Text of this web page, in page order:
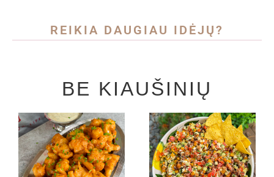
REIKIA DAUGIAU IDĖJŲ?
BE KIAUŠINIŲ